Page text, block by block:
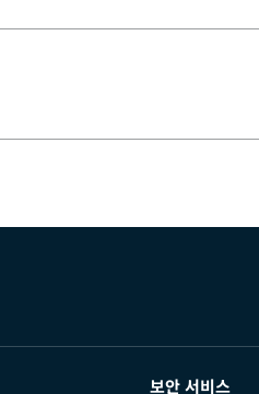
보안 서비스